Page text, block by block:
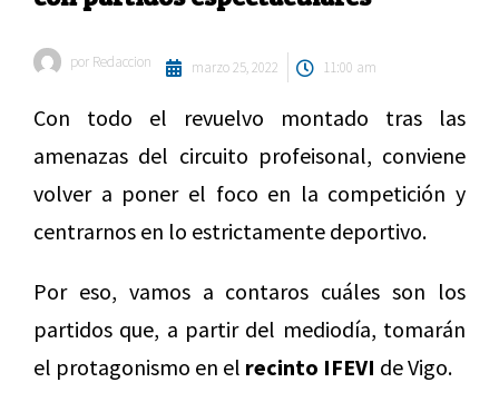
por Redaccion marzo 25, 2022 11:00 am
Con todo el revuelvo montado tras las
amenazas del circuito profeisonal, conviene
volver a poner el foco en la competición y
centrarnos en lo estrictamente deportivo.
Por eso, vamos a contaros cuáles son los
partidos que, a partir del mediodía, tomarán
el protagonismo en el recinto IFEVI de Vigo.